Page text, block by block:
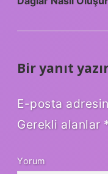
Bir yanıt
E-posta
Gerekli alanlar
Yorum